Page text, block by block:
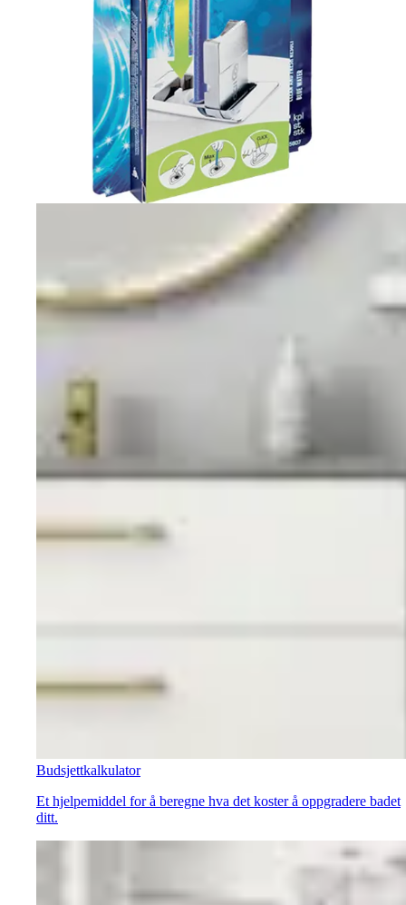
Budsjettkalkulator
Et hjelpemiddel for å beregne hva det koster å oppgradere badet
ditt.